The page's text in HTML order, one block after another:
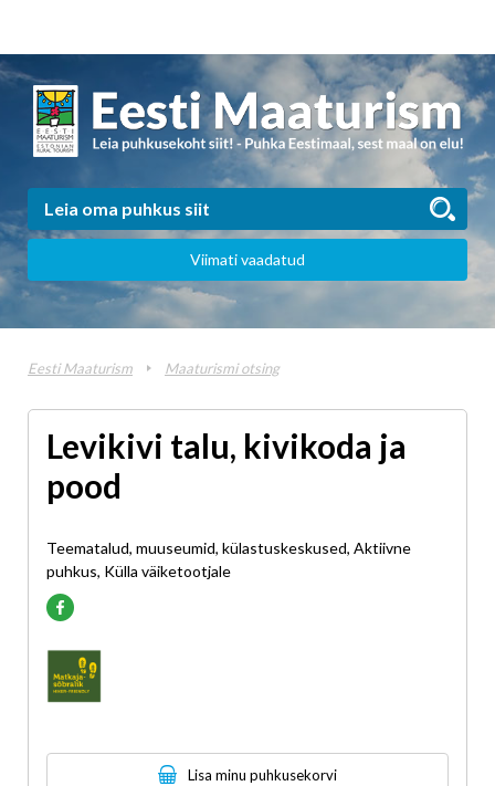
Viimati vaadatud
Eesti Maaturism Maaturismi otsing
Levikivi talu, kivikoda ja
pood
Teematalud, muuseumid, külastuskeskused, Aktiivne
puhkus, Külla väiketootjale
Lisa minu puhkusekorvi